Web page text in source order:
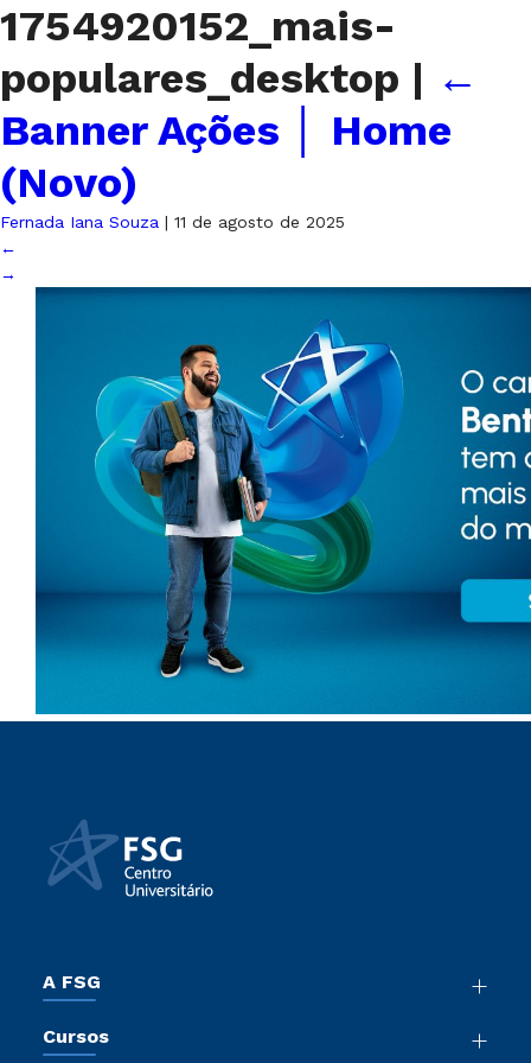
1754920152_mais-
populares_desktop | ←
Banner Ações │ Home
(Novo)
Fernada Iana Souza | 11 de agosto de 2025
←
→
A FSG
Sala de Imprensa
Cursos